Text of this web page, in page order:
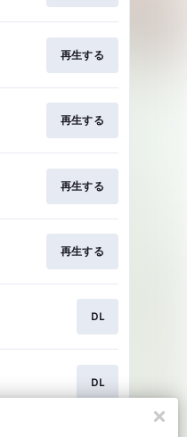
再生する
再生する
再生する
再生する
DL
DL